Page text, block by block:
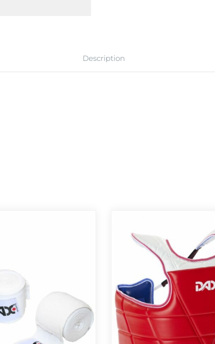
Description